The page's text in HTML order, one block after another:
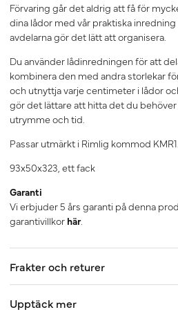
Förvaring går det aldrig att få för
dina lådor med vår praktiska
avdelarna gör det lätt att organisera.
Du använder lådinredningen för att
kombinera den med andra storlekar
och utnyttja varje centimeter i lådor
gör det lättare att hitta det du
utrymme och tid.
Passar utmärkt i Rimlig kommod KMR1.
93x50x323, ett fack
Garanti
Vi erbjuder 5 års garanti på denna
garantivillkor här.
Frakter och returer
Upptäck mer